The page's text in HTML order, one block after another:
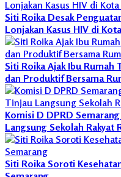
Siti Roika Desak
Lonjakan Kasus HIV di
Siti Roika Ajak Ibu Rumah
dan Produktif Bersama
Komisi D DPRD
Langsung Sekolah Rakyat
Siti Roika Soroti